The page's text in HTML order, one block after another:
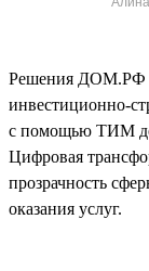
Решения ДОМ.РФ
инвестиционно-
с помощью ТИМ до
Цифровая
прозрачность
оказания услуг.